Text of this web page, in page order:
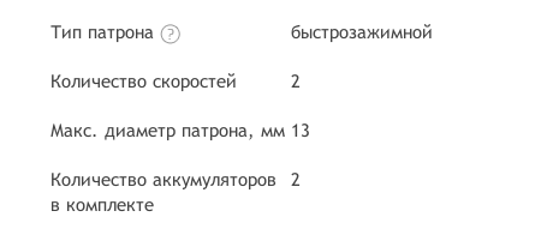
Тип патрона быстрозажимной
Количество скоростей 2
Макс. диаметр патрона, мм 13
Количество аккумуляторов
в комплекте
2